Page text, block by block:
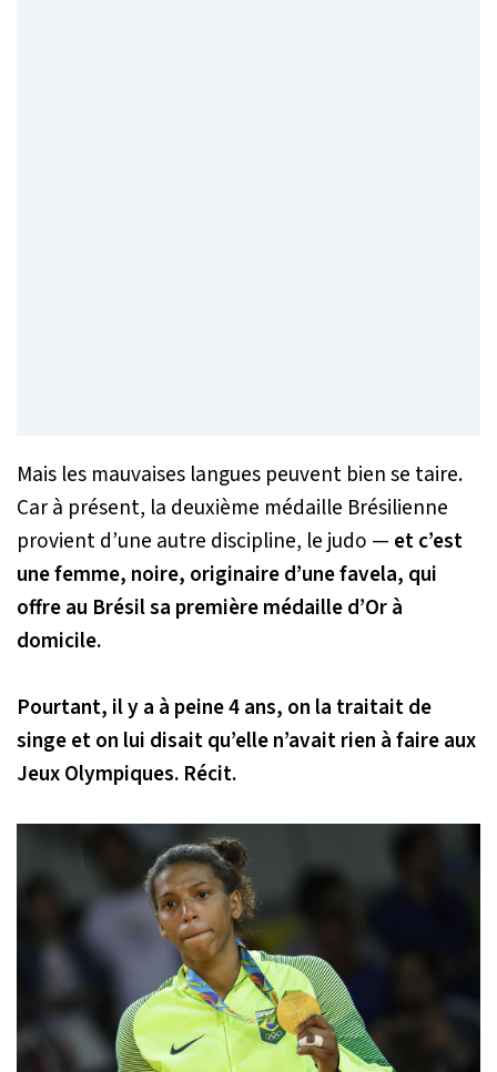
Mais les mauvaises langues peuvent bien se taire.
Car à présent, la deuxième médaille Brésilienne
provient d’une autre discipline, le judo — et c’est
une femme, noire, originaire d’une favela, qui
offre au Brésil sa première médaille d’Or à
domicile.
Pourtant, il y a à peine 4 ans, on la traitait de
singe et on lui disait qu’elle n’avait rien à faire aux
Jeux Olympiques. Récit.